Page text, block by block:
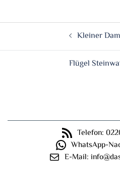
BeitragsnavigationKleiner
Flügel
Telefon:
WhatsApp-
E-Mail: